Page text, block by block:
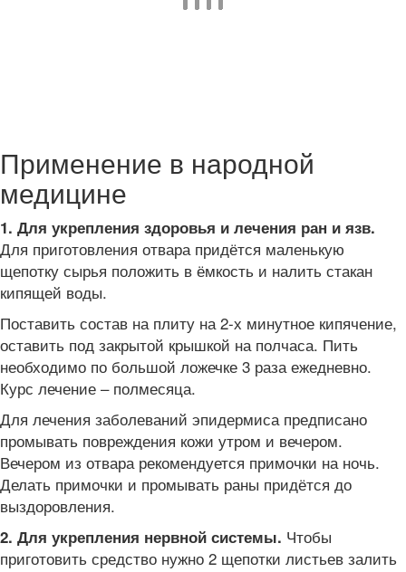
Применение в народной
медицине
1. Для укрепления здоровья и лечения ран и язв.
Для приготовления отвара придётся маленькую
щепотку сырья положить в ёмкость и налить стакан
кипящей воды.
Поставить состав на плиту на 2-х минутное кипячение,
оставить под закрытой крышкой на полчаса. Пить
необходимо по большой ложечке 3 раза ежедневно.
Курс лечение – полмесяца.
Для лечения заболеваний эпидермиса предписано
промывать повреждения кожи утром и вечером.
Вечером из отвара рекомендуется примочки на ночь.
Делать примочки и промывать раны придётся до
выздоровления.
2. Для укрепления нервной системы. Чтобы
приготовить средство нужно 2 щепотки листьев залить